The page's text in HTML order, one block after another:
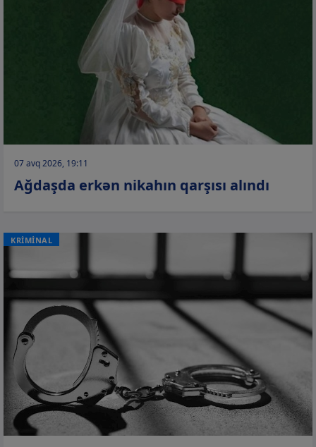
07 avq 2026, 19:11
Ağdaşda erkən nikahın qarşısı alındı
KRİMİNAL